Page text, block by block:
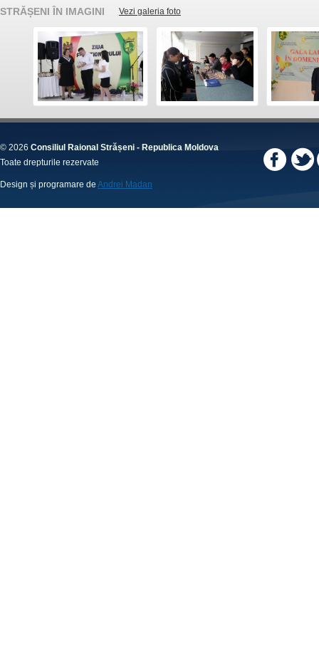
STRĂȘENI ÎN IMAGINI Vezi galeria foto
© 2026 Consiliul Raional Strășeni - Republica Moldova
Toate drepturile rezervate
Design și programare de Andrei Madan